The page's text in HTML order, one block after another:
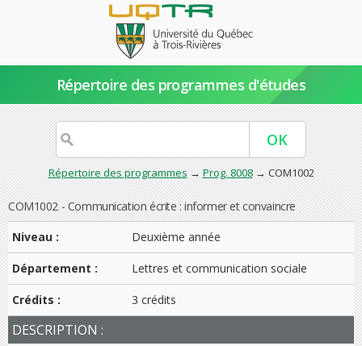
Répertoire des programmes d'études
Répertoire des programmes → Prog. 8008→ COM1002
COM1002 - Communication écrite : informer et convaincre
Niveau :
Deuxième année
Département : Lettres et communication sociale
Crédits : 3 crédits
DESCRIPTION :